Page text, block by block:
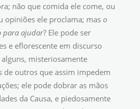
não que comida ele come, ou
opiniões ele proclama; mas o
para ajudar? Ele pode ser
e eflorescente em discurso
misteriosamente
de outros que assim impedem
ele pode dobrar as mãos
da Causa, e piedosamente